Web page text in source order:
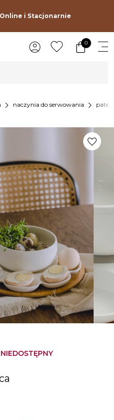
i Stacjonarnie
0
chevron_right naczynia do serwowania chevron_right
favorite